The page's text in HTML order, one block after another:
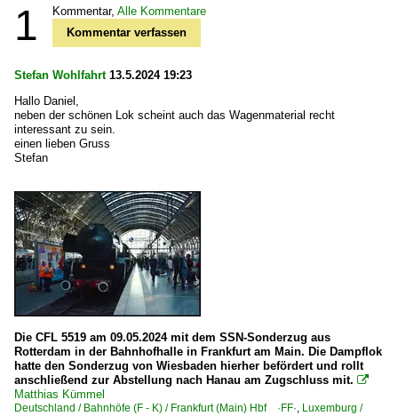
1 Kommentar, Alle Kommentare
Kommentar verfassen
Stefan Wohlfahrt13.5.2024 19:23
Hallo Daniel,
neben der schönen Lok scheint auch das Wagenmaterial recht
interessant zu sein.
einen lieben Gruss
Stefan
Die CFL 5519 am 09.05.2024 mit dem SSN-Sonderzug aus
Rotterdam in der Bahnhofhalle in Frankfurt am Main. Die Dampflok
hatte den Sonderzug von Wiesbaden hierher befördert und rollt
anschließend zur Abstellung nach Hanau am Zugschluss mit. 
Matthias Kümmel
Deutschland / Bahnhöfe (F - K) / Frankfurt (Main) Hbf ·FF·, Luxemburg /